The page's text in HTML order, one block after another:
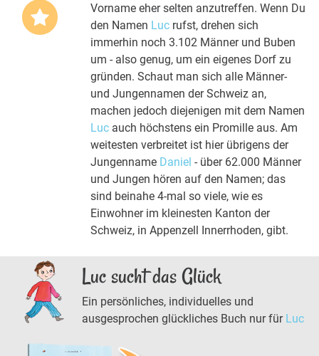
Vorname eher selten anzutreffen. Wenn Du
den Namen Luc rufst, drehen sich
immerhin noch 3.102 Männer und Buben
um - also genug, um ein eigenes Dorf zu
gründen. Schaut man sich alle Männer-
und Jungennamen der Schweiz an,
machen jedoch diejenigen mit dem Namen
Luc auch höchstens ein Promille aus. Am
weitesten verbreitet ist hier übrigens der
Jungenname Daniel - über 62.000 Männer
und Jungen hören auf den Namen; das
sind beinahe 4-mal so viele, wie es
Einwohner im kleinesten Kanton der
Schweiz, in Appenzell Innerrhoden, gibt.
Luc sucht das Glück
Ein persönliches, individuelles und
ausgesprochen glückliches Buch nur für Luc